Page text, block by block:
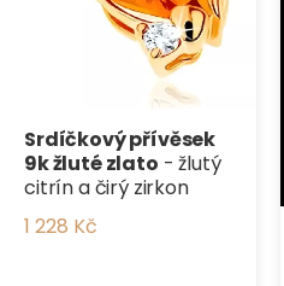
Srdíčkový přívěsek
9k žluté zlato - žlutý
citrín a čirý zirkon
1 228 Kč